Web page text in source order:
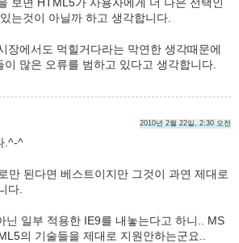
는것이 아닐까 하고 생각합니다.
장에서도 먹힐거다라는 막연한 생각때문에
많은 오류를 범하고 있다고 생각합니다.
2010년 2월 22일, 2:30 오전
.^-^
만 된다면 베스트이지만 그것이 과연 제대로
다.
닌 일부 적용한 IE9를 내놓는다고 하니.. MS
의 기술들을 제대로 지원안하는군요..